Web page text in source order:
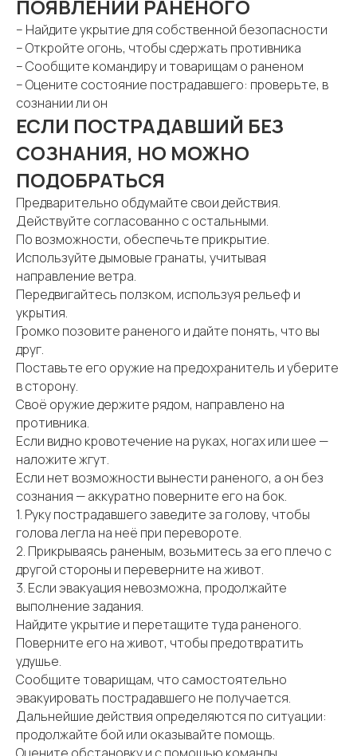
ПОЯВЛЕНИИ РАНЕНОГО
– Найдите укрытие для собственной безопасности
– Откройте огонь, чтобы сдержать противника
– Сообщите командиру и товарищам о раненом
– Оцените состояние пострадавшего: проверьте, в
сознании ли он
ЕСЛИ ПОСТРАДАВШИЙ БЕЗ
СОЗНАНИЯ, НО МОЖНО
ПОДОБРАТЬСЯ
Предварительно обдумайте свои действия.
Действуйте согласованно с остальными.
По возможности, обеспечьте прикрытие.
Используйте дымовые гранаты, учитывая
направление ветра.
Передвигайтесь ползком, используя рельеф и
укрытия.
Громко позовите раненого и дайте понять, что вы
друг.
Поставьте его оружие на предохранитель и уберите
в сторону.
Своё оружие держите рядом, направлено на
противника.
Если видно кровотечение на руках, ногах или шее —
наложите жгут.
Если нет возможности вынести раненого, а он без
сознания — аккуратно поверните его на бок.
1. Руку пострадавшего заведите за голову, чтобы
голова легла на неё при перевороте.
2. Прикрываясь раненым, возьмитесь за его плечо с
другой стороны и переверните на живот.
3. Если эвакуация невозможна, продолжайте
выполнение задания.
Найдите укрытие и перетащите туда раненого.
Поверните его на живот, чтобы предотвратить
удушье.
Сообщите товарищам, что самостоятельно
эвакуировать пострадавшего не получается.
Дальнейшие действия определяются по ситуации:
продолжайте бой или оказывайте помощь.